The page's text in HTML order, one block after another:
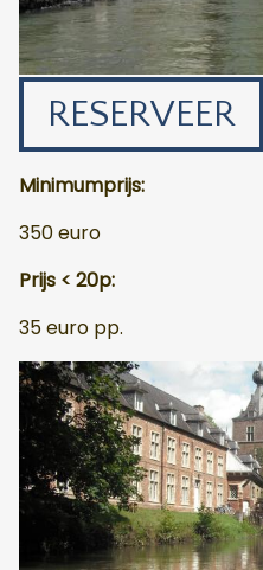
RESERVEER
Minimumprijs:
350 euro
Prijs < 20p:
35 euro pp.